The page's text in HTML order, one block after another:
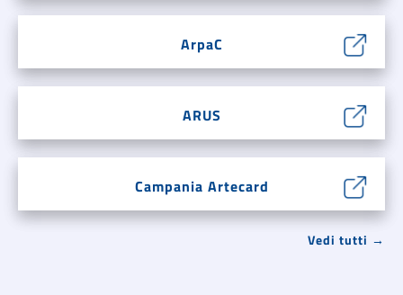
ArpaC
ARUS
Campania Artecard
Vedi tutti →